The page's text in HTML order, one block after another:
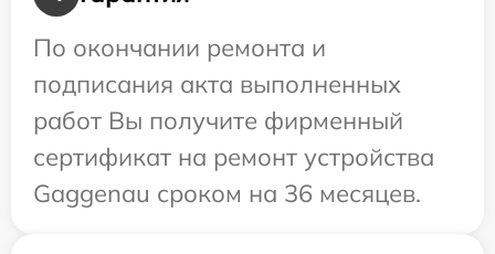
По окончании ремонта и
подписания акта выполненных
работ Вы получите фирменный
сертификат на ремонт устройства
Gaggenau сроком на 36 месяцев.